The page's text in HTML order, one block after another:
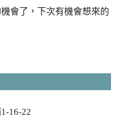
會了，下次有機會想來的
16-22